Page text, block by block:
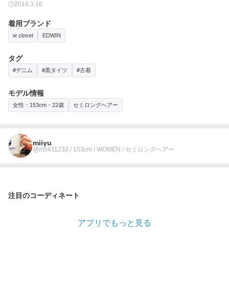
2016.3.16
着用ブランド
w closet EDWIN
タグ
#デニム #黒タイツ #古着
モデル情報
女性・153cm・22歳 セミロングヘアー
miiyu
@m5411233 / 153cm / WOMEN / セミロングヘアー
注目のコーディネート
アプリでもっと見る